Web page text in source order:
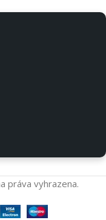
práva vyhrazena.